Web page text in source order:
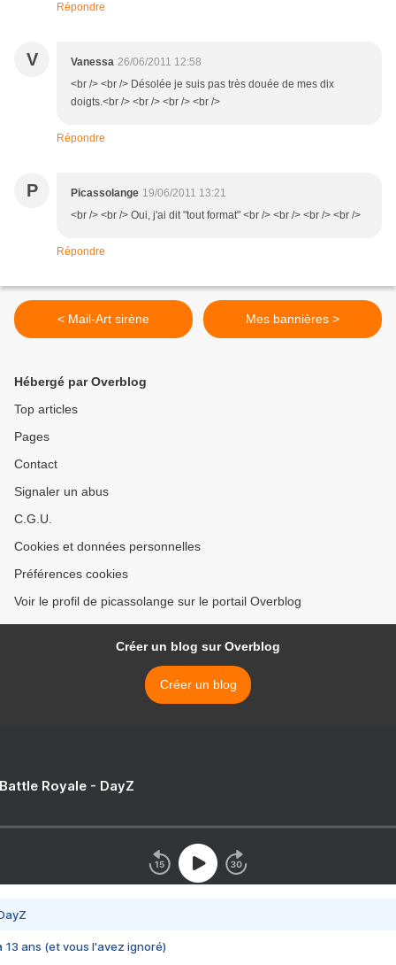
Répondre
V Vanessa 26/06/2011 12:58
<br /> <br /> Désolée je suis pas très douée de mes dix
doigts.<br /> <br /> <br /> <br />
Répondre
P Picassolange 19/06/2011 13:21
<br /> <br /> Oui, j'ai dit "tout format" <br /> <br /> <br /> <br />
Répondre
< Mail-Art sirène Mes bannières >
Hébergé par Overblog
Top articles
Pages
Contact
Signaler un abus
C.G.U.
Cookies et données personnelles
Préférences cookies
Voir le profil de picassolange sur le portail Overblog
Créer un blog sur Overblog
Créer un blog
Royale - DayZ
13 ans (et vous l'avez ignoré)